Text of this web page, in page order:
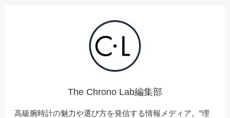
The Chrono Lab編集部
高級腕時計の魅力や選び方を発信する情報メディア。“理